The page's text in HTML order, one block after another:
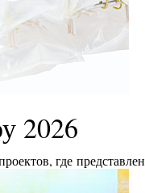
2026
где